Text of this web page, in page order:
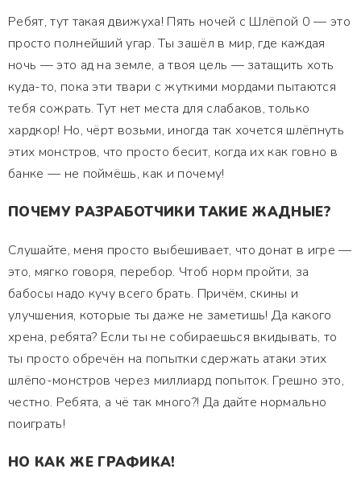
Ребят, тут такая движуха! Пять ночей с Шлёпой 0 — это
просто полнейший угар. Ты зашёл в мир, где каждая
ночь — это ад на земле, а твоя цель — затащить хоть
куда-то, пока эти твари с жуткими мордами пытаются
тебя сожрать. Тут нет места для слабаков, только
хардкор! Но, чёрт возьми, иногда так хочется шлёпнуть
этих монстров, что просто бесит, когда их как говно в
банке — не поймёшь, как и почему!
ПОЧЕМУ РАЗРАБОТЧИКИ ТАКИЕ ЖАДНЫЕ?
Слушайте, меня просто выбешивает, что донат в игре —
это, мягко говоря, перебор. Чтоб норм пройти, за
бабосы надо кучу всего брать. Причём, скины и
улучшения, которые ты даже не заметишь! Да какого
хрена, ребята? Если ты не собираешься вкидывать, то
ты просто обречён на попытки сдержать атаки этих
шлёпо-монстров через миллиард попыток. Грешно это,
честно. Ребята, а чё так много?! Да дайте нормально
поиграть!
НО КАК ЖЕ ГРАФИКА!